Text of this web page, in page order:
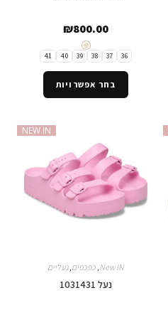
₪800.00
36
37
38
39
40
41
בחר אפשרויות
NEW IN
New IN כפכפים ,נעליים
נעל 1031431